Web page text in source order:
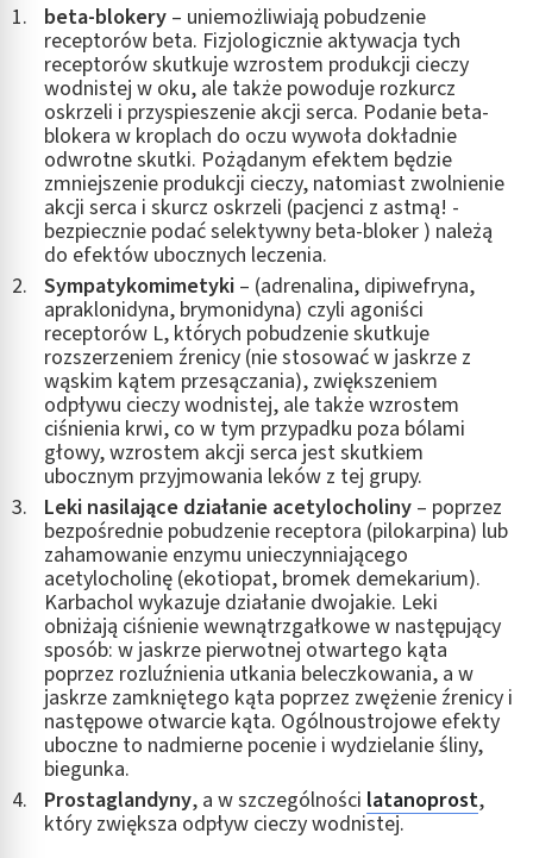
beta-blokery – uniemożliwiają pobudzenie
receptorów beta. Fizjologicznie aktywacja tych
receptorów skutkuje wzrostem produkcji cieczy
wodnistej w oku, ale także powoduje rozkurcz
oskrzeli i przyspieszenie akcji serca. Podanie beta-
blokera w kroplach do oczu wywoła dokładnie
odwrotne skutki. Pożądanym efektem będzie
zmniejszenie produkcji cieczy, natomiast zwolnienie
akcji serca i skurcz oskrzeli (pacjenci z astmą! -
bezpiecznie podać selektywny beta-bloker ) należą
do efektów ubocznych leczenia.
Sympatykomimetyki – (adrenalina, dipiwefryna,
apraklonidyna, brymonidyna) czyli agoniści
receptorów L, których pobudzenie skutkuje
rozszerzeniem źrenicy (nie stosować w jaskrze z
wąskim kątem przesączania), zwiększeniem
odpływu cieczy wodnistej, ale także wzrostem
ciśnienia krwi, co w tym przypadku poza bólami
głowy, wzrostem akcji serca jest skutkiem
ubocznym przyjmowania leków z tej grupy.
Leki nasilające działanie acetylocholiny – poprzez
bezpośrednie pobudzenie receptora (pilokarpina) lub
zahamowanie enzymu unieczynniającego
acetylocholinę (ekotiopat, bromek demekarium).
Karbachol wykazuje działanie dwojakie. Leki
obniżają ciśnienie wewnątrzgałkowe w następujący
sposób: w jaskrze pierwotnej otwartego kąta
poprzez rozluźnienia utkania beleczkowania, a w
jaskrze zamkniętego kąta poprzez zwężenie źrenicy i
następowe otwarcie kąta. Ogólnoustrojowe efekty
uboczne to nadmierne pocenie i wydzielanie śliny,
biegunka.
Prostaglandyny, a w szczególności latanoprost,
który zwiększa odpływ cieczy wodnistej.